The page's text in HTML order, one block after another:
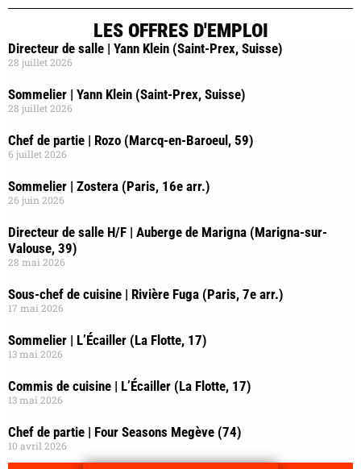
LES OFFRES D'EMPLOI
Directeur de salle | Yann Klein (Saint-Prex, Suisse)
28 juillet 2026
Sommelier | Yann Klein (Saint-Prex, Suisse)
28 juillet 2026
Chef de partie | Rozo (Marcq-en-Baroeul, 59)
6 juillet 2026
Sommelier | Zostera (Paris, 16e arr.)
26 juin 2026
Directeur de salle H/F | Auberge de Marigna (Marigna-sur-
Valouse, 39)
28 mai 2026
Sous-chef de cuisine | Rivière Fuga (Paris, 7e arr.)
17 mai 2026
Sommelier | L’Écailler (La Flotte, 17)
13 mai 2026
Commis de cuisine | L’Écailler (La Flotte, 17)
13 mai 2026
Chef de partie | Four Seasons Megève (74)
10 avril 2026